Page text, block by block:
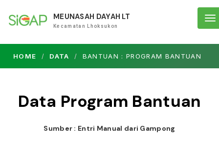
MEUNASAH DAYAH LT
Kecamatan Lhoksukon
HOME DATA BANTUAN : PROGRAM BANTUAN
Data Program Bantuan
Sumber : Entri Manual dari Gampong